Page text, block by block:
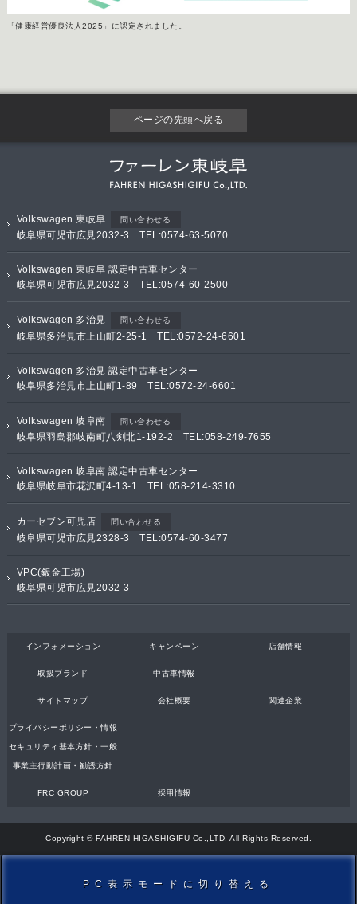
「健康経営優良法人2025」に認定されました。
ページの先頭へ戻る
Volkswagen 東岐阜 問い合わせる
岐阜県可児市広見2032-3 TEL:0574-63-5070
Volkswagen 東岐阜 認定中古車センター
岐阜県可児市広見2032-3 TEL:0574-60-2500
Volkswagen 多治見 問い合わせる
岐阜県多治見市上山町2-25-1 TEL:0572-24-6601
Volkswagen 多治見 認定中古車センター
岐阜県多治見市上山町1-89 TEL:0572-24-6601
Volkswagen 岐阜南 問い合わせる
岐阜県羽島郡岐南町八剣北1-192-2 TEL:058-249-7655
Volkswagen 岐阜南 認定中古車センター
岐阜県岐阜市花沢町4-13-1 TEL:058-214-3310
カーセブン可児店 問い合わせる
岐阜県可児市広見2328-3 TEL:0574-60-3477
VPC(鈑金工場)
岐阜県可児市広見2032-3
インフォメーション キャンペーン 店舗情報
取扱ブランド 中古車情報
サイトマップ 会社概要 関連企業
プライバシーポリシー・情報
セキュリティ基本方針・一般
事業主行動計画・勧誘方針
FRC GROUP 採用情報
Copyright © FAHREN HIGASHIGIFU Co.,LTD. All Rights Reserved.
PC表示モードに切り替える